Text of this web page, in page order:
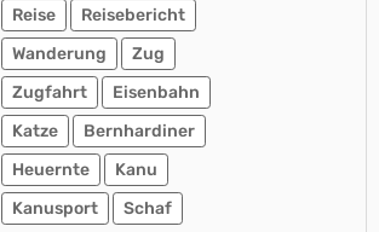
Reise
Reisebericht
Wanderung
Zug
Zugfahrt
Eisenbahn
Katze
Bernhardiner
Heuernte
Kanu
Kanusport
Schaf